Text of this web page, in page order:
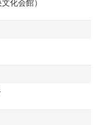
化会館）